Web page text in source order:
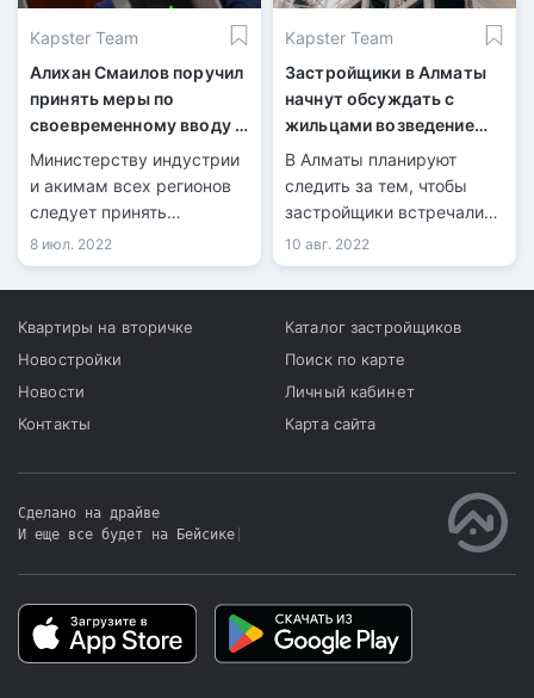
Kapster Team
Алихан Смаилов поручил
принять меры по
своевременному вводу в
эксплуатацию жилья
Министерству индустрии
и акимам всех регионов
следует принять
исчерпывающие меры по
своевременному вводу
запланированных
инженерной
инфраструктуры.
8 июл. 2022
Kapster Team
Застройщики в Алматы
начнут обсуждать с
жильцами возведение
будущих ЖК
В Алматы планируют
следить за тем, чтобы
застройщики встречались
с жильцами ближайших
домов перед тем, как
возводить здания.
10 авг. 2022
Квартиры на вторичке
Новостройки
Новости
Контакты
Каталог застройщиков
Поиск по карте
Личный кабинет
Карта сайта
Сделано на драйве
И еще все будет на Бейсике